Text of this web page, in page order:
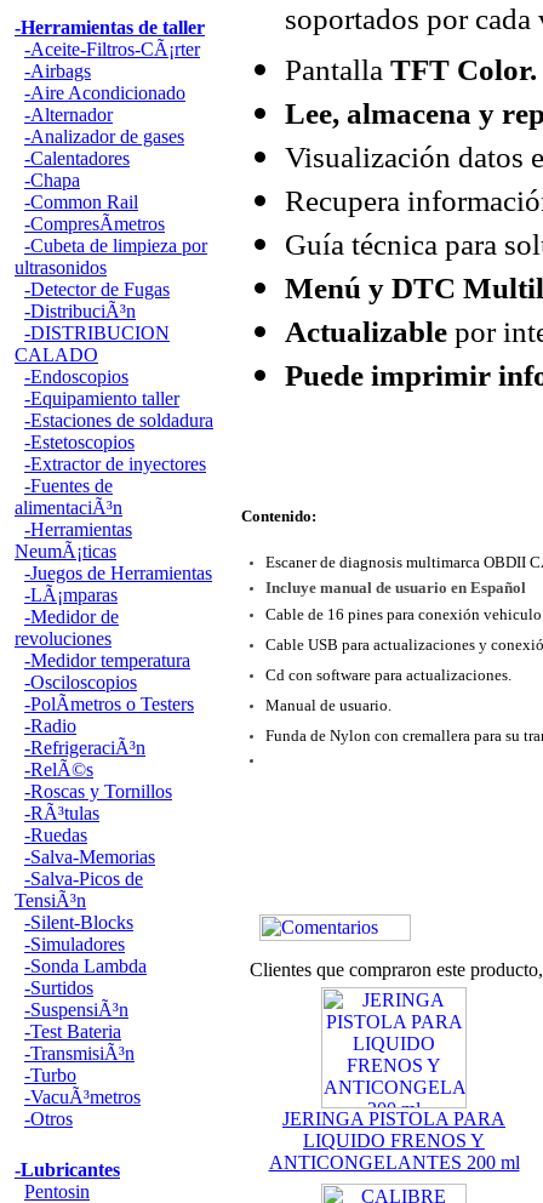
-Herramientas de taller
-Aceite-Filtros-CÃ¡rter
-Airbags
-Aire Acondicionado
-Alternador
-Analizador de gases
-Calentadores
-Chapa
-Common Rail
-CompresÃ­metros
-Cubeta de limpieza por
ultrasonidos
-Detector de Fugas
-DistribuciÃ³n
-DISTRIBUCION
CALADO
-Endoscopios
-Equipamiento taller
-Estaciones de soldadura
-Estetoscopios
-Extractor de inyectores
-Fuentes de
alimentaciÃ³n
-Herramientas
NeumÃ¡ticas
-Juegos de Herramientas
-LÃ¡mparas
-Medidor de
revoluciones
-Medidor temperatura
-Osciloscopios
-PolÃ­metros o Testers
-Radio
-RefrigeraciÃ³n
-RelÃ©s
-Roscas y Tornillos
-RÃ³tulas
-Ruedas
-Salva-Memorias
-Salva-Picos de
TensiÃ³n
-Silent-Blocks
-Simuladores
-Sonda Lambda
-Surtidos
-SuspensiÃ³n
-Test Bateria
-TransmisiÃ³n
-Turbo
-VacuÃ³metros
-Otros
-Lubricantes
Pentosin
soportados por
Pantalla TFT Color.
Lee, almacena y
Visualización datos
Recupera
Guía técnica para
Menú y DTC
Actualizable por
Puede imprimir
Contenido:
Escaner de diagnosis multimarca OBDII
Incluye manual de usuario en Español
Cable de 16 pines para conexión
Cable USB para actualizaciones y
Cd con software para actualizaciones.
Manual de usuario.
Funda de Nylon con cremallera para su
Clientes que compraron este
JERINGA PISTOLA PARA
LIQUIDO FRENOS Y
ANTICONGELANTES 200 ml